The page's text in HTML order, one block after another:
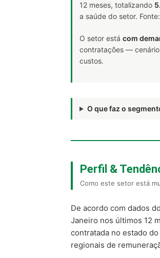
12 meses, totalizando
a saúde do setor.
O setor está com
contratações — cenário
custos.
O que faz o
Perfil &
Como este setor está
De acordo com dados
Janeiro nos últimos 12
contratada no estado
regionais de